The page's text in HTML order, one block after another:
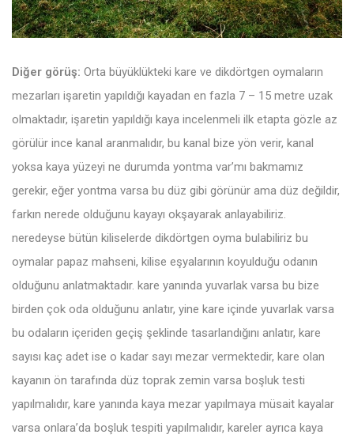
Diğer görüş: Orta büyüklükteki kare ve dikdörtgen oymaların
mezarları işaretin yapıldığı kayadan en fazla 7 – 15 metre uzak
olmaktadır, işaretin yapıldığı kaya incelenmeli ilk etapta gözle az
görülür ince kanal aranmalıdır, bu kanal bize yön verir, kanal
yoksa kaya yüzeyi ne durumda yontma var’mı bakmamız
gerekir, eğer yontma varsa bu düz gibi görünür ama düz değildir,
farkın nerede olduğunu kayayı okşayarak anlayabiliriz.
neredeyse bütün kiliselerde dikdörtgen oyma bulabiliriz bu
oymalar papaz mahseni, kilise eşyalarının koyulduğu odanın
olduğunu anlatmaktadır. kare yanında yuvarlak varsa bu bize
birden çok oda olduğunu anlatır, yine kare içinde yuvarlak varsa
bu odaların içeriden geçiş şeklinde tasarlandığını anlatır, kare
sayısı kaç adet ise o kadar sayı mezar vermektedir, kare olan
kayanın ön tarafında düz toprak zemin varsa boşluk testi
yapılmalıdır, kare yanında kaya mezar yapılmaya müsait kayalar
varsa onlara’da boşluk tespiti yapılmalıdır, kareler ayrıca kaya